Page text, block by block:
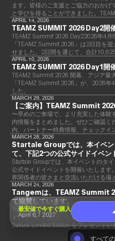
最安値で今すぐ購入
April 6,7 2027
ます。皆様のご支援とご協力のおか
と学びを得ることができました。
ションを築き、業界において欠かせな
告いたします。
APRIL 14, 2026
TEAMZ SUMMIT 2026 Day2開
TEAMZ Summit 2026 Day22026年4
「TEAMZ Summit 2026」は2日目を
せました。2日間を通じて、合計
るアジア最大級のカンファレンスとし
りました。
APRIL 10, 2026
TEAMZ SUMMIT 2026 Day1開
TEAMZ Summit 2026 開幕、アジア最
「TEAMZ Summit 2026」が、2026
した。
MARCH 29, 2026
【ご案内】TEAMZ Summit
〜早めのご来場で、より充実した体
内情報をまとめました。ぜひご確認く
内、パートナー特典情報、チェック
情報をご確認いただけます。ぜひご活
MARCH 28, 2026
Startale Groupでは、本イベン
て、下記2つの公式サイドイベン
Startale Groupでは、本イベントのタ
公式サイドイベントを開催いたします
界関係者の皆さまと交流いただける場
合いましたら、ぜひご参加ください。
MARCH 24, 2026
Tangemは、TEAMZ Summit
て協賛しています。
Tangemは、TEAMZ Summit 2026 の
す。サミット初日、チェックインされ
Sakura Limited Edition をプレゼントい
すべて